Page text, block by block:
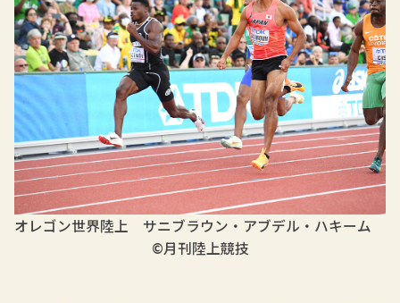
オレゴン世界陸上 サニブラウン・アブデル・ハキーム
©月刊陸上競技